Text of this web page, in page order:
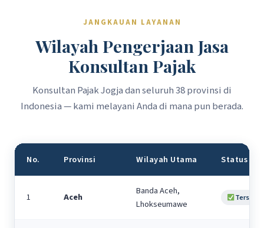
JANGKAUAN LAYANAN
Wilayah Pengerjaan Jasa
Konsultan Pajak
Konsultan Pajak Jogja dan seluruh 38 provinsi di
Indonesia — kami melayani Anda di mana pun berada.
No. Provinsi Wilayah Utama Status
1 Aceh
Banda Aceh,
Lhokseumawe
Tersedia